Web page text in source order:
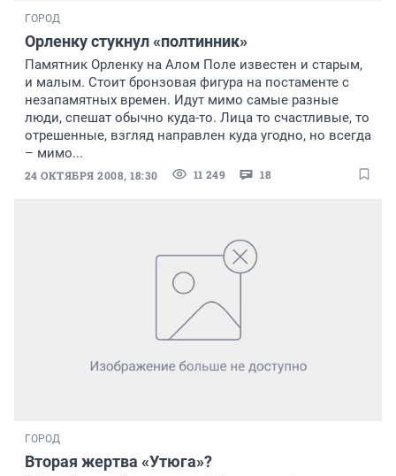
ГОРОД
Орленку стукнул «полтинник»
Памятник Орленку на Алом Поле известен и старым,
и малым. Стоит бронзовая фигура на постаменте с
незапамятных времен. Идут мимо самые разные
люди, спешат обычно куда-то. Лица то счастливые, то
отрешенные, взгляд направлен куда угодно, но всегда
– мимо...
24 ОКТЯБРЯ 2008, 18:30 11 249 18
ГОРОД
Вторая жертва «Утюга»?